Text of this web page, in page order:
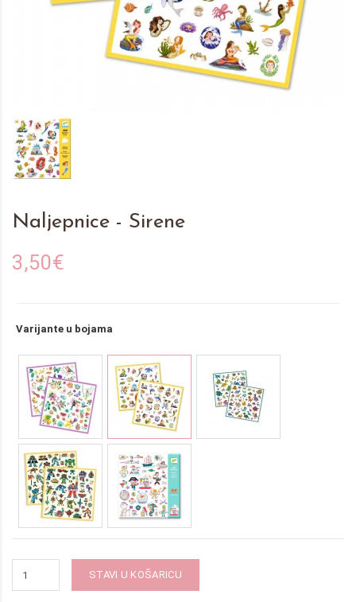
Naljepnice - Sirene
3,50€
Varijante u bojama
STAVI U KOŠARICU